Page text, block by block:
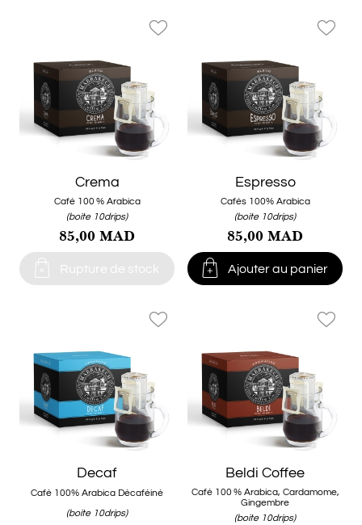
Crema
Café 100 % Arabica
(boite 10drips)
85,00 MAD
 Rupture de stock
favorite_border
Espresso
Cafés 100% Arabica
(boite 10drips)
85,00 MAD
 Ajouter au panier
favorite_border
Decaf
Café 100% Arabica Décaféiné
(boite 10drips)
favorite_border
Beldi Coffee
Café 100 % Arabica, Cardamome,
Gingembre
(boite 10drips)
favorite_border